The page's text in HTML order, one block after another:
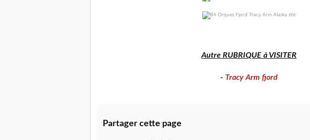
Autre RUBRIQUE à VISITER
- Tracy Arm fjord
Partager cette page